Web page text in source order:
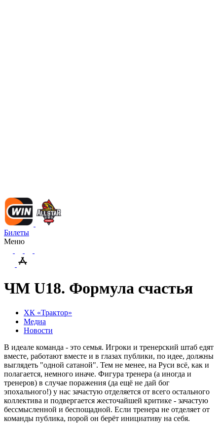
Билеты
Меню
ЧМ U18. Формула счастья
ХК «Трактор»
Медиа
Новости
В идеале команда - это семья. Игроки и тренерский штаб едят
вместе, работают вместе и в глазах публики, по идее, должны
выглядеть "одной сатаной". Тем не менее, на Руси всё, как и
полагается, немного иначе. Фигура тренера (а иногда и
тренеров) в случае поражения (да ещё не дай бог
эпохального!) у нас зачастую отделяется от всего остального
коллектива и подвергается жесточайшей критике - зачастую
бессмысленной и беспощадной. Если тренера не отделяет от
команды публика, порой он берёт инициативу на себя.